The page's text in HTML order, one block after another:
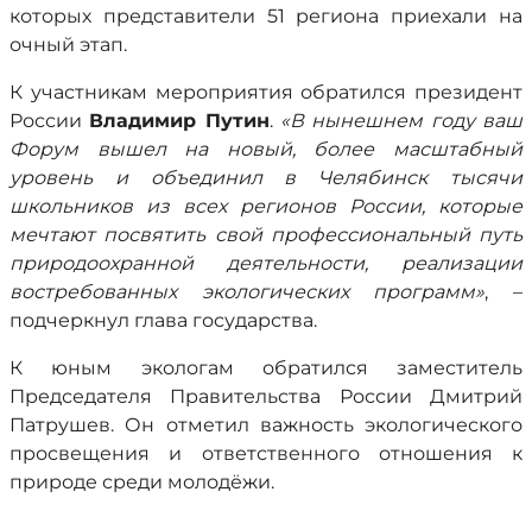
которых представители 51 региона приехали на
очный этап.
К участникам мероприятия обратился президент
России Владимир Путин. «В нынешнем году ваш
Форум вышел на новый, более масштабный
уровень и объединил в Челябинск тысячи
школьников из всех регионов России, которые
мечтают посвятить свой профессиональный путь
природоохранной деятельности, реализации
востребованных экологических программ», –
подчеркнул глава государства.
К юным экологам обратился заместитель
Председателя Правительства России Дмитрий
Патрушев. Он отметил важность экологического
просвещения и ответственного отношения к
природе среди молодёжи.